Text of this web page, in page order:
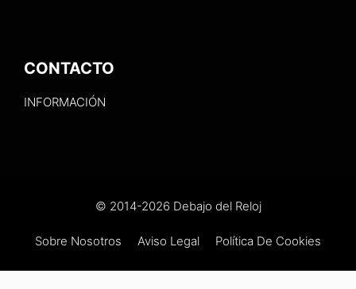
CONTACTO
INFORMACIÓN
© 2014-2026 Debajo del Reloj
Sobre Nosotros Aviso Legal Política De Cookies